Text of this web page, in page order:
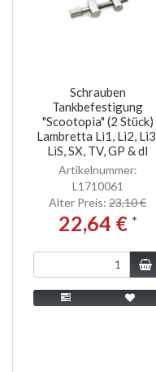
Schrauben
Tankbefestigung
"Scootopia" (2 Stück)
Lambretta Li1, Li2, Li3,
LiS, SX, TV, GP & dl
Artikelnummer:
L1710061
Alter Preis: 23,10 €
22,64 € *